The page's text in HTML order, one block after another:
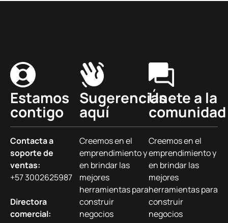
Estamos
contigo
Contacta a
soporte de
ventas:
+57 3002625987
Directora
comercial:
Sugerencias
aquí
Creemos en el
emprendimiento y
en brindar las
mejores
herramientas para
construir
negocios
Únete a la
comunidad
Creemos en el
emprendimiento y
en brindar las
mejores
herramientas para
construir
negocios